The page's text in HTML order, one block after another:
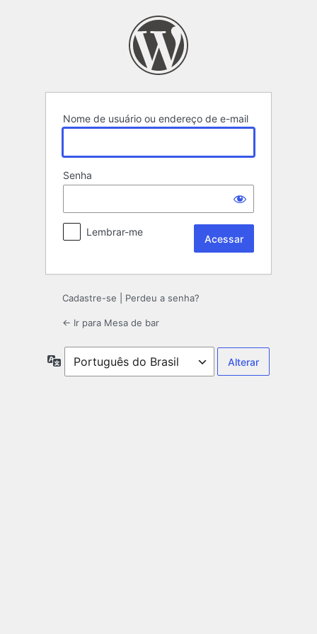
Nome de usuário ou endereço de e-mail
Senha
Lembrar-me
Cadastre-se Perdeu a senha?
← Ir para Mesa de bar
Idioma